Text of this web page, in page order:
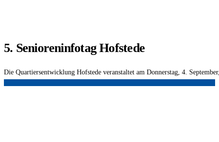
5. Senioreninfotag Hofstede
Die Quartiersentwicklung Hofstede veranstaltet am Donnerstag, 4.